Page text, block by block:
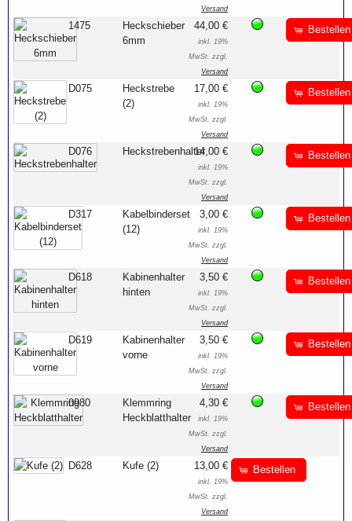
Versand
1475
Heckschieber
6mm
44,00 €
inkl. 19%
MwSt. zzgl.
Versand
Bestellen
D075
Heckstrebe
(2)
17,00 €
inkl. 19%
MwSt. zzgl.
Versand
Bestellen
D076 Heckstrebenhalter14,00 €
inkl. 19%
MwSt. zzgl.
Versand
Bestellen
D317
Kabelbinderset
(12)
3,00 €
inkl. 19%
MwSt. zzgl.
Versand
Bestellen
D618
Kabinenhalter
hinten
3,50 €
inkl. 19%
MwSt. zzgl.
Versand
Bestellen
D619
Kabinenhalter
vorne
3,50 €
inkl. 19%
MwSt. zzgl.
Versand
Bestellen
0980
Klemmring
Heckblatthalter
4,30 €
inkl. 19%
MwSt. zzgl.
Versand
Bestellen
D628 Kufe (2) 13,00 €
inkl. 19%
MwSt. zzgl.
Versand
Bestellen